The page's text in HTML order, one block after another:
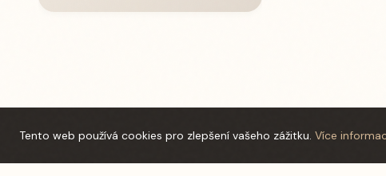
Tento web používá cookies pro zlepšení vašeho zážitku. Více